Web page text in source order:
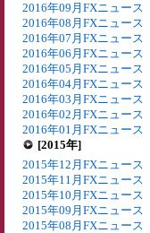
2016年09月FXニュース
2016年08月FXニュース
2016年07月FXニュース
2016年06月FXニュース
2016年05月FXニュース
2016年04月FXニュース
2016年03月FXニュース
2016年02月FXニュース
2016年01月FXニュース
[2015年]
2015年12月FXニュース
2015年11月FXニュース
2015年10月FXニュース
2015年09月FXニュース
2015年08月FXニュース